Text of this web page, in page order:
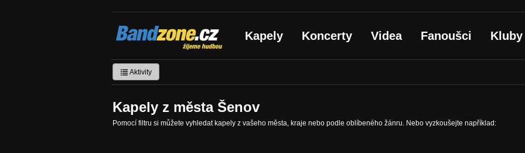
Bandzone.cz
žijeme hudbou Kapely Koncerty Videa Fanoušci Kluby
Aktivity
Kapely z města Šenov
Pomocí filtru si můžete vyhledat kapely z vašeho města, kraje nebo podle oblíbeného žánru. Nebo vyzkoušejte například: